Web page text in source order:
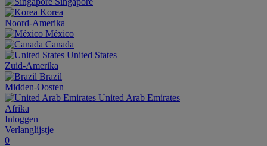
Korea
Noord-Amerika
México
Canada
United States
Zuid-Amerika
Brazil
Midden-Oosten
United Arab Emirates
Afrika
Inloggen
Verlanglijstje
0